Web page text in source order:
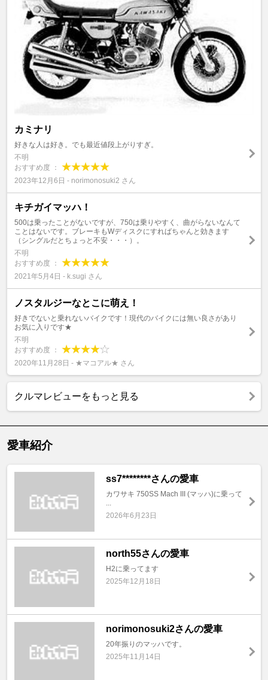
カミナリ
好きな人は好き。でも最近値段上がりすぎ。
不明
おすすめ度 ：
2023年12月6日 - norimonosuki2 さん
キチガイマッハ！
500は乗ったことがないですが、750は乗りやすく、曲がらないなんて
ことはないです。ブレーキもWディスクにすればちゃんと効きます
（シングルだとちょっと不安・・・）。
不明
おすすめ度 ：
2021年5月4日 - k.sugi さん
ノスタルジーなとこに萌え！
好きでないと乗れないバイクです！現代のバイクには無い良さがあり
お気に入りです★
不明
おすすめ度 ：
2020年11月28日 - ★マコアル★ さん
クルマレビューをもっと見る
愛車紹介
ss7********さんの愛車
カワサキ 750SS Mach III (マッハ)に乗って
2026年6月23日
north55さんの愛車
H2に乗ってます
2025年12月18日
norimonosuki2さんの愛車
20年振りのマッハです。
2025年11月14日